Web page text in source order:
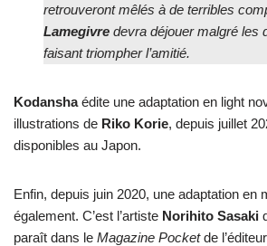
retrouveront mêlés à de terribles
Lamegivre devra déjouer malgré les
faisant triompher l’amitié.
Kodanshaédite une adaptation en light
illustrations de Riko Korie, depuis juillet
disponibles au Japon.
Enfin, depuis juin 2020, une adaptation en
également. C’est l’artiste Norihito Sasaki
paraît dans le Magazine Pocketde l’éditeur